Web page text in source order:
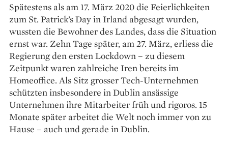
Spätestens als am 17. März 2020 die Feierlichkeiten
zum St. Patrick’s Day in Irland abgesagt wurden,
wussten die Bewohner des Landes, dass die Situation
ernst war. Zehn Tage später, am 27. März, erliess die
Regierung den ersten Lockdown – zu diesem
Zeitpunkt waren zahlreiche Iren bereits im
Homeoffice. Als Sitz grosser Tech-Unternehmen
schützten insbesondere in Dublin ansässige
Unternehmen ihre Mitarbeiter früh und rigoros. 15
Monate später arbeitet die Welt noch immer von zu
Hause – auch und gerade in Dublin.